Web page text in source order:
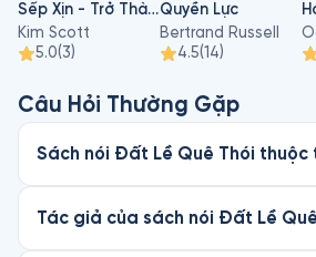
Sếp Xịn - Trở Thành Vị Sếp Khó Tính Thân Tình
Kim Scott
5.0(3)
Quyền Lực
Bertrand Russell
4.5(14)
Câu Hỏi Thường Gặp
Sách nói Đất Lề Quê Thói thuộc
Tác giả của sách nói Đất Lề